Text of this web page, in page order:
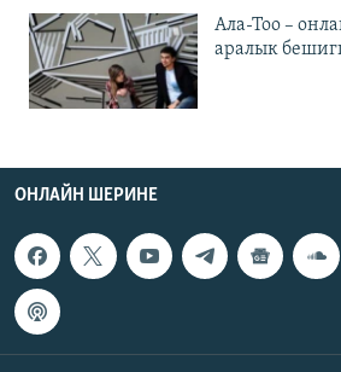
Ала-Тоо –
аралык
ОНЛАЙН ШЕРИНЕ